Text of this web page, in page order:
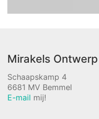
Mirakels Ontwerp
Schaapskamp 4
6681 MV Bemmel
E-mail mij!